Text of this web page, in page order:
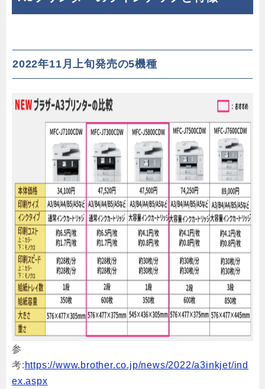
2022年11月上旬発売の5機種
参
考: https://www.brother.co.jp/news/2022/a3inkjet/ind
ex.aspx